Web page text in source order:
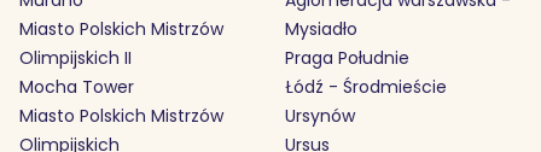
Miasto Polskich Mistrzów
Olimpijskich II
Mocha Tower
Miasto Polskich Mistrzów
Olimpijskich
Mysiadło
Praga Południe
Łódź - Środmieście
Ursynów
Ursus